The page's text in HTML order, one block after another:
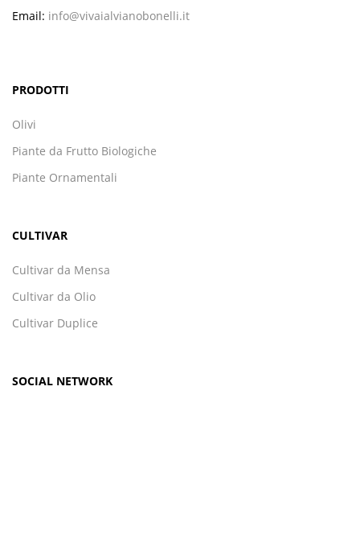
Email: info@vivaialvianobonelli.it
PRODOTTI
Olivi
Piante da Frutto Biologiche
Piante Ornamentali
CULTIVAR
Cultivar da Mensa
Cultivar da Olio
Cultivar Duplice
SOCIAL NETWORK